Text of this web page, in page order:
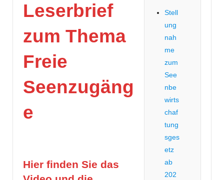
Leserbrief
zum Thema
Freie
Seenzugäng
e
Hier finden Sie das
Stell
ung
nah
me
zum
See
nbe
wirts
chaf
tung
sges
etz
ab
202